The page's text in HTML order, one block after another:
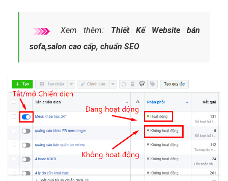
Xem thêm: Thiết Kế Website bán
sofa,salon cao cấp, chuẩn SEO